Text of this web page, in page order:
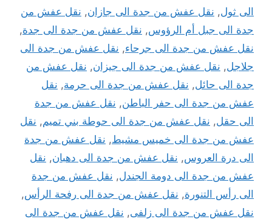
الى ثول, نقل عفش من جدة الى جازان, نقل عفش من
جدة الى جبل أم الرؤوس, نقل عفش من جدة الى جدة,
نقل عفش من جدة الى جرحاء, نقل عفش من جدة الى
جلاجل, نقل عفش من جدة الى جيزان, نقل عفش من
جدة الى حائل, نقل عفش من جدة الى حرمة, نقل
عفش من جدة الى حفر الباطن, نقل عفش من جدة
الى حقل, نقل عفش من جدة الى حوطة بني تميم, نقل
عفش من جدة الى خميس مشيط, نقل عفش من جدة
الى درة العروس, نقل عفش من جدة الى دهبان, نقل
عفش من جدة الى دومة الجندل, نقل عفش من جدة
الى رأس التنورة, نقل عفش من جدة الى رفحة الرأس,
نقل عفش من جدة الى زلفى, نقل عفش من جدة الى